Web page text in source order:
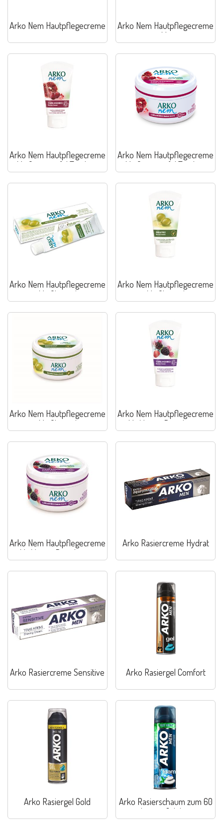
Arko Nem Hautpflegecreme
Arko Nem Hautpflegecreme
Mit
Arko Nem Hautpflegecreme
Mit Granatapfel Trauben
Arko Nem Hautpflegecreme
Mit Granatapfel Trauben
Arko Nem Hautpflegecreme
Mit Olivenol
Arko Nem Hautpflegecreme
Mit Olivenol
Arko Nem Hautpflegecreme
Mit Olivenol
Arko Nem Hautpflegecreme
Mit Yogurt Brombeere
Arko Nem Hautpflegecreme
Mit Yogurt Brombeere
Arko Rasiercreme Hydrat
Arko Rasiercreme Sensitive Arko Rasiergel Comfort
Arko Rasiergel Gold
Arko Rasierschaum zum 60
jährigen Jubiläum